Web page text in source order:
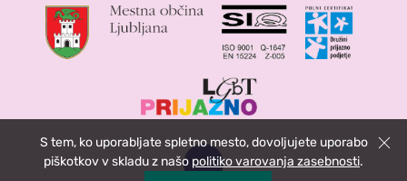
S tem, ko uporabljate spletno mesto, dovoljujete uporabo
piškotkov v skladu z našo politiko varovanja zasebnosti.
Zapri